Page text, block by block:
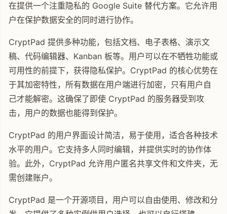
在提供一个注重隐私的 Google Suite 替代方案。它允许用
户在保护数据安全的同时进行协作。
CryptPad 提供多种功能，包括文档、电子表格、演示文
稿、代码编辑器、Kanban 板等。用户可以在不牺牲功能或
可用性的前提下，获得隐私保护。CryptPad 的核心优势在
于其加密特性，所有数据在用户端进行加密，只有用户自
己才能解密。这确保了即使 CryptPad 的服务器受到攻
击，用户的数据也能得到保护。
CryptPad 的用户界面设计简洁，易于使用，适合各种技术
水平的用户。它支持多人同时编辑，并提供实时的协作体
验。此外，CryptPad 允许用户匿名共享文件和文件夹，无
需创建账户。
CryptPad 是一个开源项目，用户可以自由使用、修改和分